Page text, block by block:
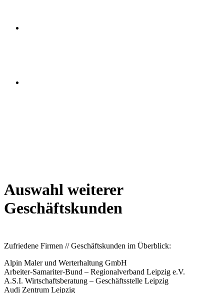
Auswahl weiterer
Geschäftskunden
Zufriedene Firmen // Geschäftskunden im Überblick:
Alpin Maler und Werterhaltung GmbH
Arbeiter-Samariter-Bund – Regionalverband Leipzig e.V.
A.S.I. Wirtschaftsberatung – Geschäftsstelle Leipzig
Audi Zentrum Leipzig